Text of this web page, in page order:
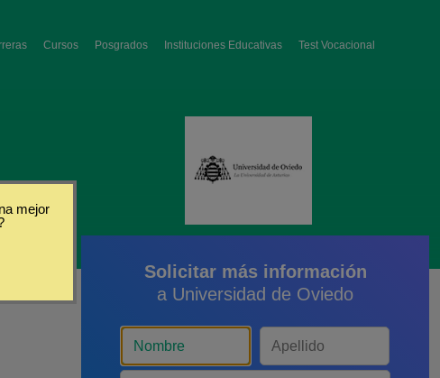
Cursos Posgrados Instituciones Educativas Test Vocacional
Solicitar más información
a Universidad de Oviedo
mejor